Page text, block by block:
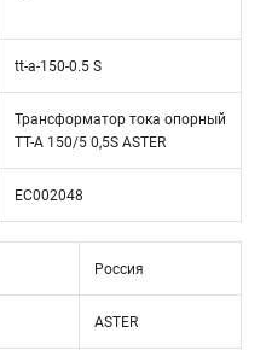
tt-a-150-0.5 S
Трансформатор тока опорный
ТТ-A 150/5 0,5S ASTER
EC002048
Россия
ASTER